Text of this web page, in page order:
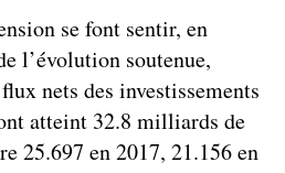
se font sentir, en
l’évolution soutenue,
nets des investissements
atteint 32.8 milliards de
25.697 en 2017, 21.156 en